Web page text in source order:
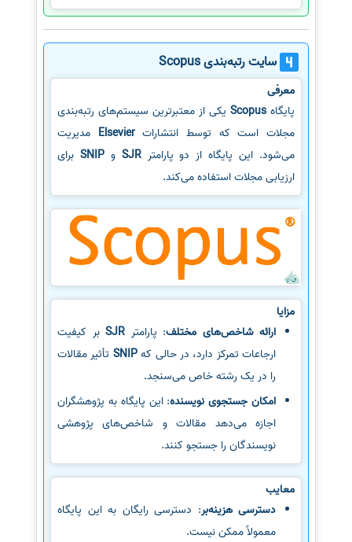
سایت رتبه‌بندی Scopus
معرفی
پایگاه Scopus یکی از معتبرترین سیستم‌های رتبه‌بندی
مجلات است که توسط انتشاراتElsevier مدیریت
می‌شود. این پایگاه از دو پارامترSJR وSNIP برای
ارزیابی مجلات استفاده می‌کند.
مزایا
ارائه شاخص‌های مختلف: پارامتر SJR بر کیفیت
ارجاعات تمرکز دارد، در حالی کهSNIP تأثیر مقالات
را در یک رشته خاص می‌سنجد.
امکان جستجوی نویسنده: این پایگاه به پژوهشگران
اجازه می‌دهد مقالات و شاخص‌های پژوهشی
نویسندگان را جستجو کنند.
معایب
دسترسی هزینه‌بر: دسترسی رایگان به این پایگاه
معمولاً ممکن نیست.